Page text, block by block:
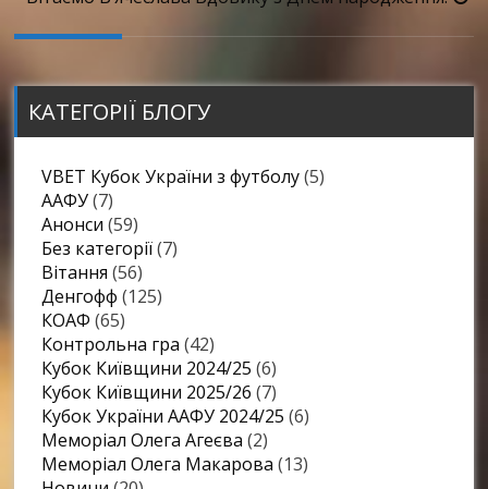
КАТЕГОРІЇ БЛОГУ
VBET Кубок України з футболу(5)
ААФУ(7)
Анонси (59)
Без категорії(7)
Вітання (56)
Денгофф (125)
КОАФ (65)
Контрольна гра (42)
Кубок Київщини 2024/25 (6)
Кубок Київщини 2025/26 (7)
Кубок України ААФУ 2024/25 (6)
Меморіал Олега Агеєва (2)
Меморіал Олега Макарова (13)